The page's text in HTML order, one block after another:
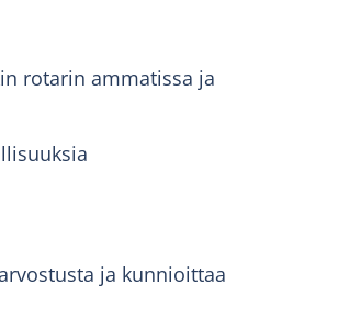
rotarin ammatissa ja
ja kunnioittaa